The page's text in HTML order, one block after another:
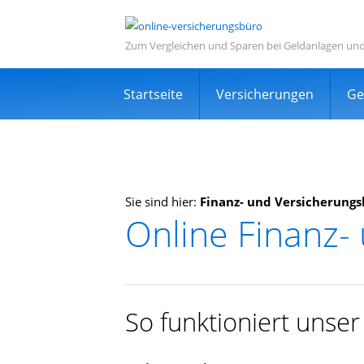
Zum Vergleichen und Sparen bei Geldanlagen
Startseite Versicherungen
Informations- und
Sehr viele zufriedene Kunden
Kostenlos
Expertensuche in Ihrer Nähe
Sie sind hier: Finanz- und
Online
So funktioniert